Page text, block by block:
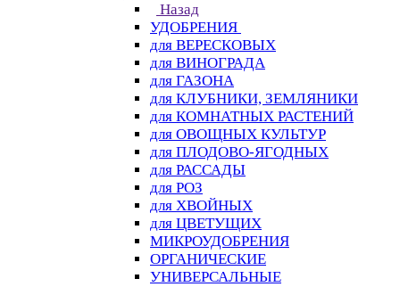
Назад
УДОБРЕНИЯ
для ВЕРЕСКОВЫХ
для ВИНОГРАДА
для ГАЗОНА
для КЛУБНИКИ, ЗЕМЛЯНИКИ
для КОМНАТНЫХ РАСТЕНИЙ
для ОВОЩНЫХ КУЛЬТУР
для ПЛОДОВО-ЯГОДНЫХ
для РАССАДЫ
для РОЗ
для ХВОЙНЫХ
для ЦВЕТУЩИХ
МИКРОУДОБРЕНИЯ
ОРГАНИЧЕСКИЕ
УНИВЕРСАЛЬНЫЕ